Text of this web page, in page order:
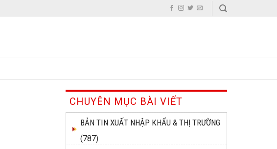
CHUYÊN MỤC BÀI VIẾT
BẢN TIN XUẤT NHẬP KHẨU & THỊ TRƯỜNG
(787)